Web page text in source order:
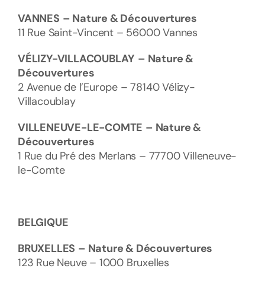
VANNES – Nature & Découvertures
11 Rue Saint-Vincent – 56000 Vannes
VÉLIZY-VILLACOUBLAY – Nature &
Découvertures
2 Avenue de l’Europe – 78140 Vélizy-
Villacoublay
VILLENEUVE-LE-COMTE – Nature &
Découvertures
1 Rue du Pré des Merlans – 77700 Villeneuve-
le-Comte
BELGIQUE
BRUXELLES – Nature & Découvertures
123 Rue Neuve – 1000 Bruxelles